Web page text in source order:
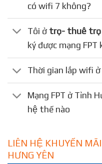
có wifi 7 không?
Tôi ở trọ- thuê trọ
ký được mạng FPT
Thời gian lắp wifi
Mạng FPT ở Tỉnh
hệ thế nào
LIÊN HỆ KHUYẾN
HƯNG YÊN